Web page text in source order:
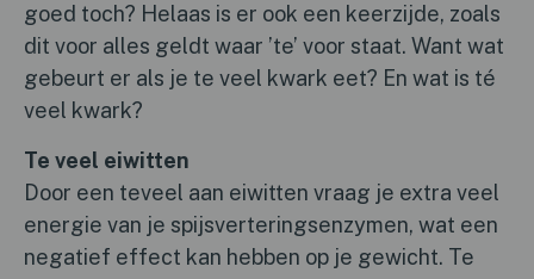
goed toch? Helaas is er ook een keerzijde, zoals
dit voor alles geldt waar ’te’ voor staat. Want wat
gebeurt er als je te veel kwark eet? En wat is té
veel kwark?
Te veel eiwitten
Door een teveel aan eiwitten vraag je extra veel
energie van je spijsverteringsenzymen, wat een
negatief effect kan hebben op je gewicht. Te